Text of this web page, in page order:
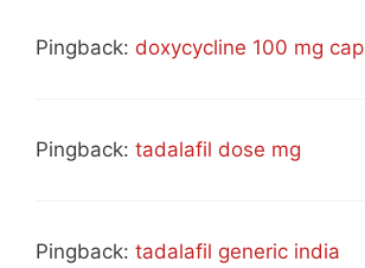
Pingback: doxycycline 100 mg cap
Pingback: tadalafil dose mg
Pingback: tadalafil generic india